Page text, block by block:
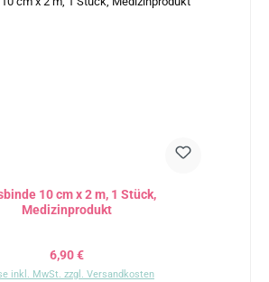
10 cm x 2 m, 1 Stück,
Medizinprodukt
Regulärer Preis:
6,90 €
inkl. MwSt. zzgl. Versandkosten